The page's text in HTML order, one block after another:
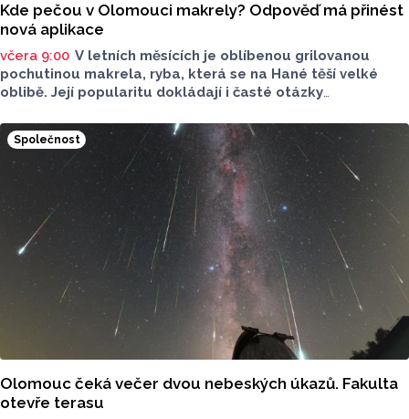
Kde pečou v Olomouci makrely? Odpověď má přinést
nová aplikace
včera 9:00 V letních měsících je oblíbenou grilovanou
pochutinou makrela, ryba, která se na Hané těší velké
oblibě. Její popularitu dokládají i časté otázky
nebo o víkendu grilovat. Zpřehlednit tyto informace
má nová letní mikroaplikace "Kde pečou makrely?“
Společnost
Olomouc čeká večer dvou nebeských úkazů. Fakulta
otevře terasu